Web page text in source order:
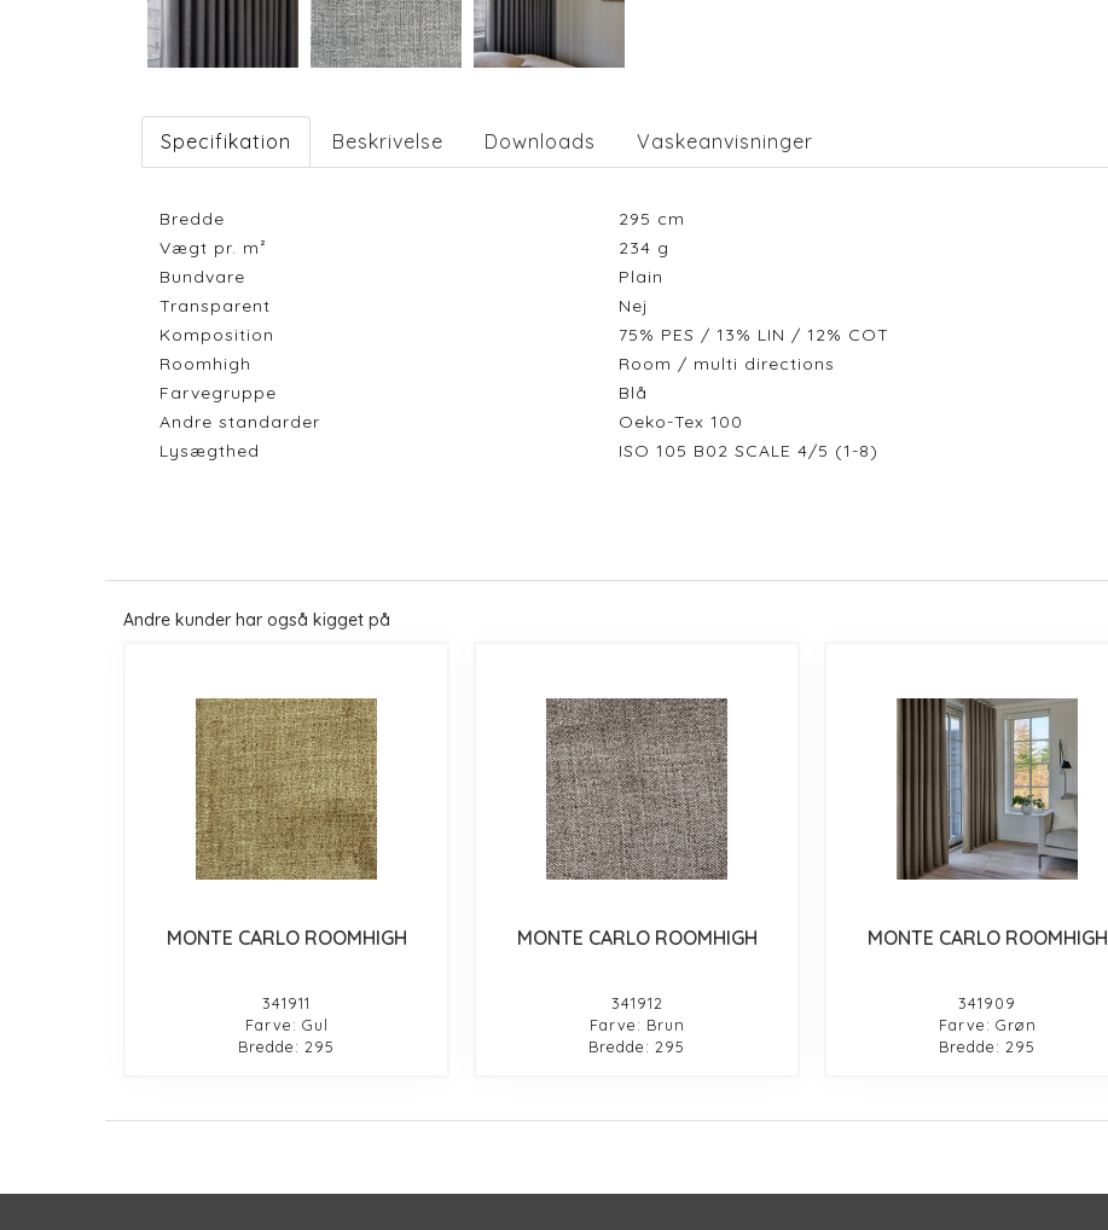
Specifikation Beskrivelse Downloads Vaskeanvisninger
Bredde 295 cm
Vægt pr. m²
234 g
Bundvare
Plain
Transparent
Nej
Komposition
75% PES / 13% LIN / 12% COT
Roomhigh
Room / multi directions
Farvegruppe
Blå
Andre standarder
Oeko-Tex 100
Lysægthed
ISO 105 B02 SCALE 4/5 (1-8)
Andre kunder har også kigget på
MONTE CARLO ROOMHIGH
341911
Farve: Gul
Bredde: 295
MONTE CARLO ROOMHIGH
341912
Farve: Brun
Bredde: 295
MONTE CARLO ROOMHIGH
341909
Farve: Grøn
Bredde: 295